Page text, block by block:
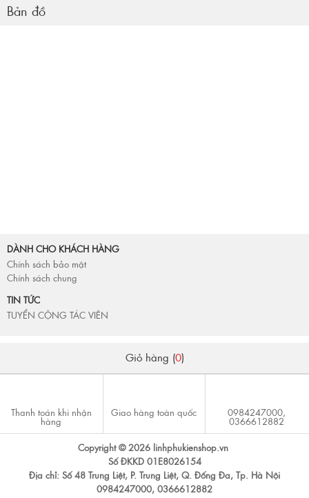
Bản đồ
DÀNH CHO KHÁCH HÀNG
Chính sách bảo mật
Chính sách chung
TIN TỨC
TUYỂN CỘNG TÁC VIÊN
Giỏ hàng (0)
Thanh toán khi nhận
hàng
Giao hàng toàn quốc 0984247000,
0366612882
Copyright © 2026 linhphukienshop.vn
Số ĐKKD 01E8026154
Địa chỉ: Số 48 Trung Liệt, P. Trung Liệt, Q. Đống Đa, Tp. Hà Nội
0984247000, 0366612882